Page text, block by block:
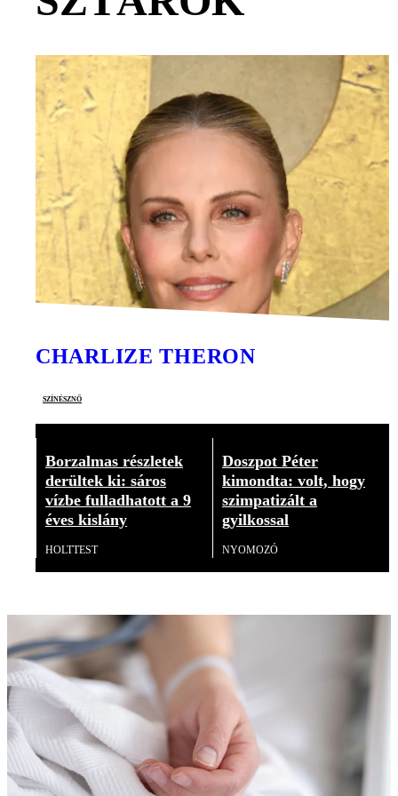
CHARLIZE THERON
színésznő
Borzalmas részletek
derültek ki: sáros
vízbe fulladhatott a 9
éves kislány
HOLTTEST
Doszpot Péter
kimondta: volt, hogy
szimpatizált a
gyilkossal
NYOMOZÓ